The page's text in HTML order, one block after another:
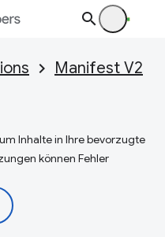
Manifest V2
Inhalte in Ihre bevorzugte
können Fehler